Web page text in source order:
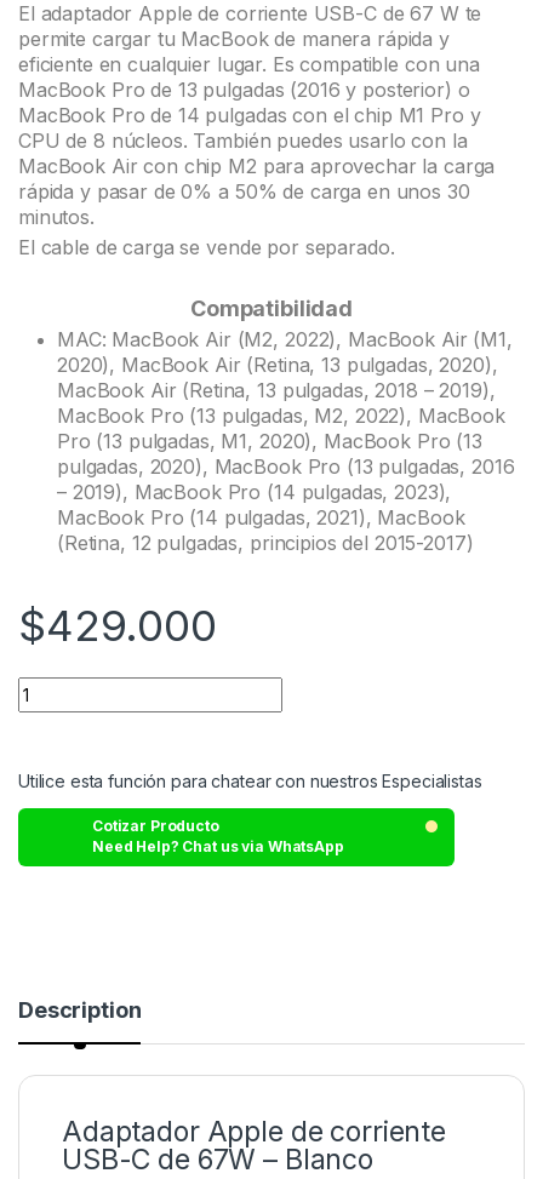
El adaptador Apple de corriente USB-C de 67 W te
permite cargar tu MacBook de manera rápida y
eficiente en cualquier lugar. Es compatible con una
MacBook Pro de 13 pulgadas (2016 y posterior) o
MacBook Pro de 14 pulgadas con el chip M1 Pro y
CPU de 8 núcleos. También puedes usarlo con la
MacBook Air con chip M2 para aprovechar la carga
rápida y pasar de 0% a 50% de carga en unos 30
minutos.
El cable de carga se vende por separado.
Compatibilidad
MAC: MacBook Air (M2, 2022), MacBook Air (M1,
2020), MacBook Air (Retina, 13 pulgadas, 2020),
MacBook Air (Retina, 13 pulgadas, 2018 – 2019),
MacBook Pro (13 pulgadas, M2, 2022), MacBook
Pro (13 pulgadas, M1, 2020), MacBook Pro (13
pulgadas, 2020), MacBook Pro (13 pulgadas, 2016
– 2019), MacBook Pro (14 pulgadas, 2023),
MacBook Pro (14 pulgadas, 2021), MacBook
(Retina, 12 pulgadas, principios del 2015-2017)
$429.000
Utilice esta función para chatear con nuestros Especialistas
Cotizar Producto
Need Help? Chat us via WhatsApp
Description
Adaptador Apple de corriente
USB-C de 67W – Blanco